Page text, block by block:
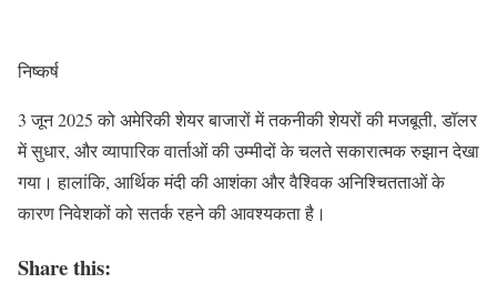
निष्कर्ष
3 जून 2025 को अमेरिकी शेयर बाजारों में तकनीकी शेयरों की मजबूती, डॉलर
में सुधार, और व्यापारिक वार्ताओं की उम्मीदों के चलते सकारात्मक रुझान देखा
गया। हालांकि, आर्थिक मंदी की आशंका और वैश्विक अनिश्चितताओं के
कारण निवेशकों को सतर्क रहने की आवश्यकता है।
Share this: